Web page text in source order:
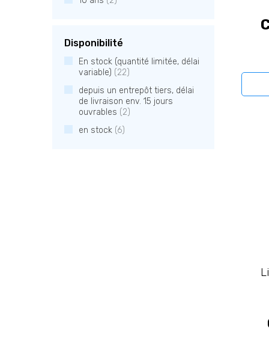
Disponibilité
En stock (quantité limitée, délai
variable) (22)
depuis un entrepôt tiers, délai
de livraison env. 15 jours
ouvrables (2)
en stock (6)